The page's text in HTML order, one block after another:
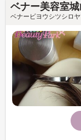
ベナー美容室
ベナービヨウシツシロ